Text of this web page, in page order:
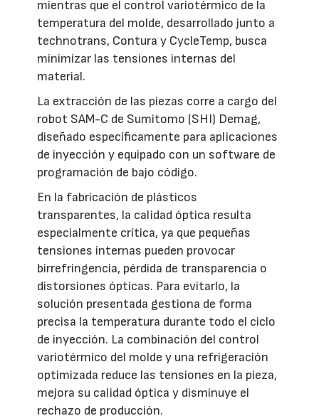
mientras que el control variotérmico de la
temperatura del molde, desarrollado junto a
technotrans, Contura y CycleTemp, busca
minimizar las tensiones internas del
material.
La extracción de las piezas corre a cargo del
robot SAM-C de Sumitomo (SHI) Demag,
diseñado específicamente para aplicaciones
de inyección y equipado con un software de
programación de bajo código.
En la fabricación de plásticos
transparentes, la calidad óptica resulta
especialmente crítica, ya que pequeñas
tensiones internas pueden provocar
birrefringencia, pérdida de transparencia o
distorsiones ópticas. Para evitarlo, la
solución presentada gestiona de forma
precisa la temperatura durante todo el ciclo
de inyección. La combinación del control
variotérmico del molde y una refrigeración
optimizada reduce las tensiones en la pieza,
mejora su calidad óptica y disminuye el
rechazo de producción.